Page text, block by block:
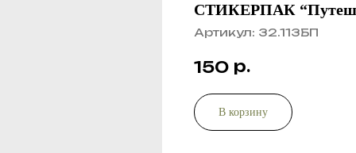
СТИКЕРПАК
Артикул: 32.113БП
150 р.
В корзину